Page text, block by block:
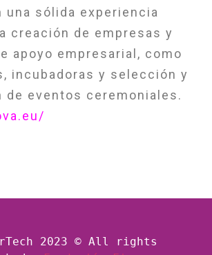
una sólida experiencia
creación de empresas y
apoyo empresarial, como
incubadoras y selección y
de eventos ceremoniales.
2023 © All rights